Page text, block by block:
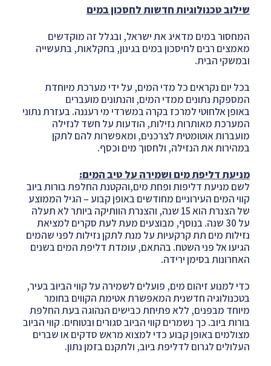
שילוב טכנולוגיות חדשות לחסכון במים
המחסור במים מדאיג את ישראל, ובגלל זה מוקדשים
מאמצים רבים לחיסכון במים בגינון, בחקלאות, בתעשייה
ובמשקי הבית.
בכל יום נקראים כל מדי המים, על ידי מערכת מיוחדת
המספקת נתונים ממדי המים, והנתונים מועברים
באופן אלחוטי למרכז בקרה במשרדי מי רעננה. בעזרת נתוני
המערכת מאותרות נזילות, הודעות על חשד לנזילה
מועברות אוטומטית לצרכנים, ומאפשרות להם לתקן
במהירות את הנזילה, ולחסוך מים וכסף.
מניעת דליפת מים ושמירה על טיב המים:
לשם מניעת דליפות ופחת מים,והקטנת החלפת בורות ביוב
קווי המים העירוניים מחודשים באופן קבוע – הגיל הממוצע
של הצנרת הוא 15 שנה, והצנרת הוותיקה ביותר לא תעלה
על 30 שנה. בנוסף, מבוצעים מעת לעת סקרים למציאת
נזילות מים תת קרקעיות על מנת לתקן נזילות לפני שהמים
הגיעו אל פני השטח. בהתאם, עומדת דליפת המים בשנים
האחרונות בסימן ירידה.
כדי למנוע זיהום מים, פועלים לשמירה על קווי הביוב בעיר,
בטכנולוגיה חדשנית המאפשרת אטימת הקווים בחומר
מיוחד מבפנים, ללא פתיחת כבישים הנהוגה בעת החלפת
בורות ביוב. כך נשמרים קווי הביוב סגורים ובטוחים. קווי הביוב
מצולמים באופן קבוע כדי למצוא מראש סדקים או שברים
העלולים לגרום לדליפת ביוב, ולתקנם בזמן נתון.